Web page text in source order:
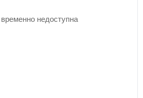
недоступна